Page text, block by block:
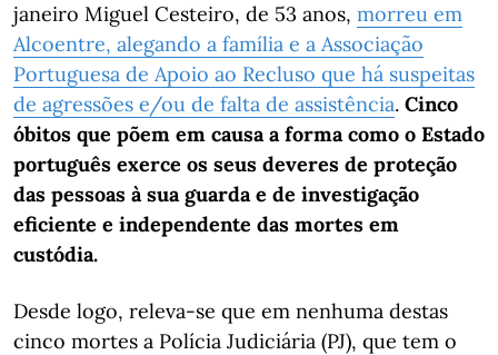
janeiro Miguel Cesteiro, de 53 anos, morreu em
Alcoentre, alegando a família e a Associação
Portuguesa de Apoio ao Recluso que há suspeitas
de agressões e/ou de falta de assistência. Cinco
óbitos que põem em causa a forma como o Estado
português exerce os seus deveres de proteção
das pessoas à sua guarda e de investigação
eficiente e independente das mortes em
custódia.
Desde logo, releva-se que em nenhuma destas
cinco mortes a Polícia Judiciária (PJ), que tem o